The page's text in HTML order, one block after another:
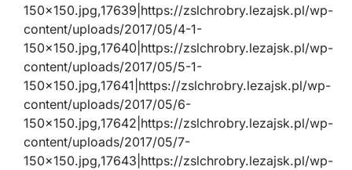
150×150.jpg,17639|https://zslchrobry.lezajsk.pl/wp-
content/uploads/2017/05/4-1-
150×150.jpg,17640|https://zslchrobry.lezajsk.pl/wp-
content/uploads/2017/05/5-1-
150×150.jpg,17641|https://zslchrobry.lezajsk.pl/wp-
content/uploads/2017/05/6-
150×150.jpg,17642|https://zslchrobry.lezajsk.pl/wp-
content/uploads/2017/05/7-
150×150.jpg,17643|https://zslchrobry.lezajsk.pl/wp-